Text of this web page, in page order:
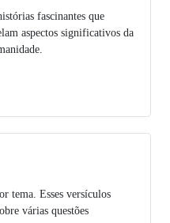
fascinantes que
aspectos significativos da
tema. Esses versículos
várias questões